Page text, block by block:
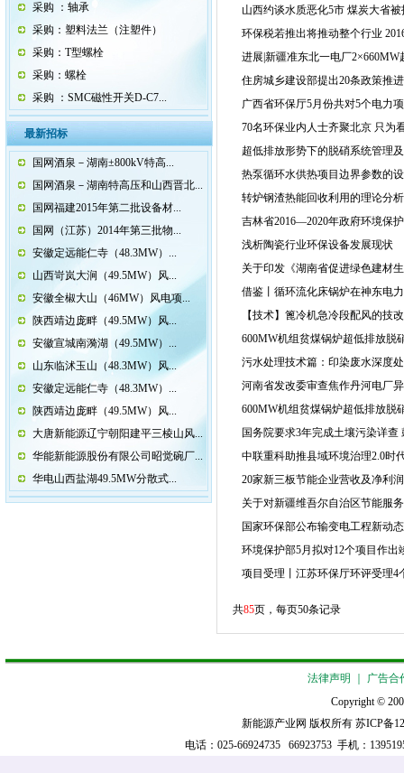
采购 ：轴承
采购：塑料法兰（注塑件）
采购：T型螺栓
采购：螺栓
采购 ：SMC磁性开关D-C7...
最新招标
国网酒泉－湖南±800kV特高...
国网酒泉－湖南特高压和山西晋北...
国网福建2015年第二批设备材...
国网（江苏）2014年第三批物...
安徽定远能仁寺（48.3MW）...
山西岢岚大涧（49.5MW）风...
安徽全椒大山（46MW）风电项...
陕西靖边庞畔（49.5MW）风...
安徽宣城南漪湖（49.5MW）...
山东临沭玉山（48.3MW）风...
安徽定远能仁寺（48.3MW）...
陕西靖边庞畔（49.5MW）风...
大唐新能源辽宁朝阳建平三棱山风...
华能新能源股份有限公司昭觉碗厂...
华电山西盐湖49.5MW分散式...
山西约谈水质恶化5市 煤炭大省被
环保税若推出将推动整个行业
进展|新疆准东北一电厂
住房城乡建设部提出20条政策推
广西省环保厅5月份共对5个电力
70名环保业内人士齐聚北京 只为
超低排放形势下的脱硝系统管理
热泵循环水供热项目边界参数的
转炉钢渣热能回收利用的理论分
吉林省2016—2020年政府环境保
浅析陶瓷行业环保设备发展现状
关于印发《湖南省促进绿色建材
借鉴丨循环流化床锅炉在神东电
【技术】篦冷机急冷段配风的技
600MW机组贫煤锅炉超低排放脱
污水处理技术篇：印染废水深度
河南省发改委审查焦作丹河电厂
600MW机组贫煤锅炉超低排放脱
国务院要求3年完成土壤污染详
中联重科助推县域环境治理2.0时
20家新三板节能企业营收及净利
关于对新疆维吾尔自治区节能服
国家环保部公布输变电工程新动
环境保护部5月拟对12个项目作
项目受理丨江苏环保厅环评受理4
共85页，每页50条记录
法律声明
广告合
Copyright ©
新能源产业网 版权所有 苏ICP备
电话：025-66924735 66923753 手机：